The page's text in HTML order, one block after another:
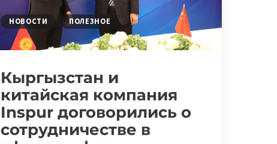
НОВОСТИ ПОЛЕЗНОЕ
Кыргызстан и
китайская компания
Inspur договорились о
сотрудничестве в